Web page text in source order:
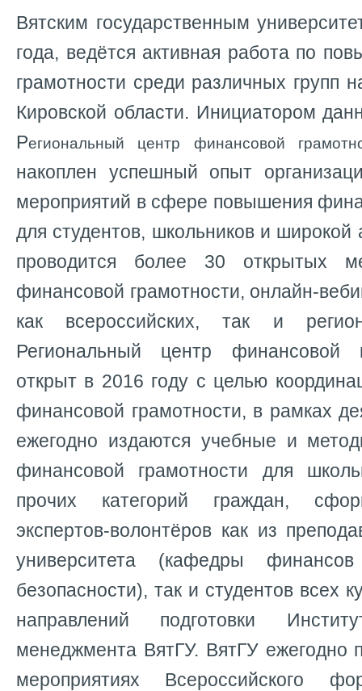
Вятским государственным
года, ведётся активная работа по
грамотности среди различных групп
Кировской области. Инициатором
Региональный центр финансовой
накоплен успешный опыт
мероприятий в сфере повышения
для студентов, школьников и широкой
проводится более 30 открытых
финансовой грамотности, онлайн-
как всероссийских, так и
Региональный центр финансовой
открыт в 2016 году с целью
финансовой грамотности, в рамках
ежегодно издаются учебные и
финансовой грамотности для
прочих категорий граждан,
экспертов-волонтёров как из
университета (кафедры
безопасности), так и студентов всех
направлений подготовки
менеджмента ВятГУ. ВятГУ ежегодно
мероприятиях Всероссийского